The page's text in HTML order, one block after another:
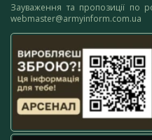
Зауваження та пропозиції по
webmaster@armyinform.com.ua